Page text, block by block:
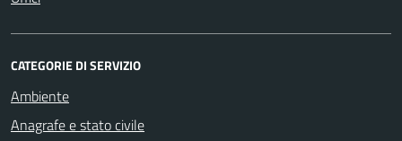
CATEGORIE DI SERVIZIO
Ambiente
Anagrafe e stato civile